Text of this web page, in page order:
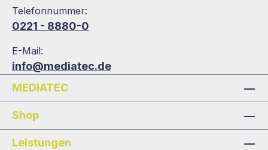
Telefonnummer:
0221 - 8880-0
E-Mail:
info@mediatec.de
MEDIATEC
Shop
Leistungen